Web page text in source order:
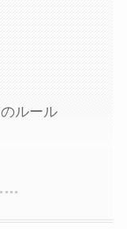
ルール